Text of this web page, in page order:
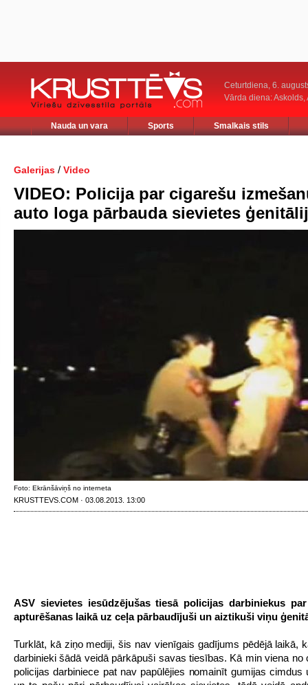
Ceturtdiena, 6.
Vārda diena: Askolds,
Nauda un vara Sports Smalkais stils
Galerijas / Video
VIDEO: Policija par cigarešu
auto loga pārbauda sievietes
Foto: Ekrānšāviņš no interneta
KRUSTTEVS.COM · 03.08.2013. 13:00
ASV sievietes iesūdzējušas tiesā policijas darbiniekus
apturēšanas laikā uz ceļa pārbaudījuši un aiztikuši viņu
Turklāt, kā ziņo mediji, šis nav vienīgais gadījums pēdējā laikā,
darbinieki šādā veidā pārkāpuši savas tiesības. Kā min viena no
policijas darbiniece pat nav papūlējies nomainīt gumijas cimdus